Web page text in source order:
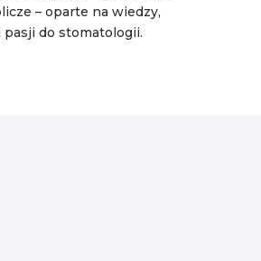
– oparte na wiedzy,
do stomatologii.